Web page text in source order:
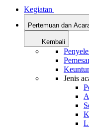
Kegiatan
Pertemuan dan
Kembali
Jenis